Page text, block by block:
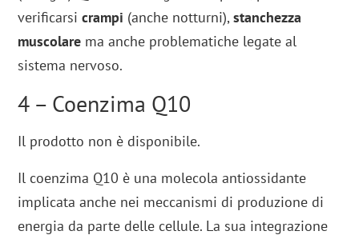
verificarsicrampi (anche notturni),stanchezza
muscolare ma anche problematiche legate al
sistema nervoso.
4 – Coenzima Q10
Il prodotto non è disponibile.
Il coenzima Q10 è una molecola antiossidante
implicata anche nei meccanismi di produzione di
energia da parte delle cellule. La sua integrazione